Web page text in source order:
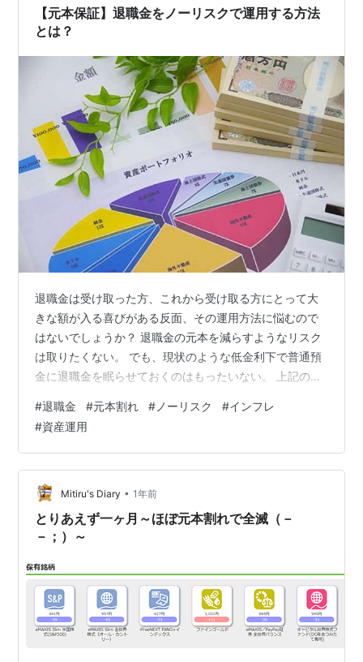
つの理由について解説します。 投資初心者で元本割れの
リスクが怖いという方は参考にしてく…
【元本保証】退職金をノーリスクで運用する方法
とは？
退職金は受け取った方、これから受け取る方にとって大
きな額が入る喜びがある反面、その運用方法に悩むので
はないでしょうか？ 退職金の元本を減らすようなリスク
は取りたくない。 でも、現状のような低金利下で普通預
金に退職金を眠らせておくのはもったいない。 上記のよ
で今回は、以下の書籍を参考に下記ポイントについて解
説します。 元本保証の退職金運用方法 退職金運用で注意
すべきポイント 退職前に準備するべきこと 既に退職金を
受け取った方だけでなく、これから退職する予定という
方も参考にしてください。 『知らないと大損する！ 定年
前後のお金の正解――会社も役所…
#退職金 #元本割れ #ノーリスク #インフレ
#資産運用
Mitiru's Diary • 1年前
とりあえず一ヶ月～ほぼ元本割れで全滅（－
－；）～